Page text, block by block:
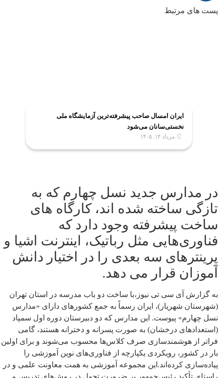
پست های مرتبط
ایران امسال صاحب پیشرفته‌ترین آزمایشگاه ملی
نخستی‌سانان می‌شود
مرداد ۱۴, ۱۴۰۵
در مدارس جدید نسل چهارم که به
تازگی ساخته شده اند، کارگاه های
ساخت پیشرفته وجود دارد که
فناوری‌هایی مثل رباتیک، اینترنت اشیا و
پرینترهای سه بعدی را در اختیار دانش
آموزان قرار می دهد.
به گزارش آی سی تی نیوز،با ساخت دو باب مدرسه در استان تهران
(شهرستان شهریار)، ایران رسماً به جمع کشورهای دارای «مدارس
نسل چهارم» پیوست. این مدارس که دو دبیرستان دوره اول سمپاد
(استعدادهای درخشان) به صورت پسرانه و دخترانه هستند، گامی
فراتر از هوشمندسازی صرف کلاس‌ها محسوب می‌شوند و برای اولین
بار در کشور، رویکردی یکپارچه از فناوری‌های نوین آموزشی را
پیاده‌سازی کرده‌اند.این مجموعه آموزشی به همت معاونت علمی و در